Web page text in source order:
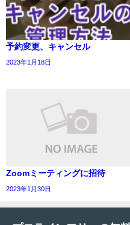
予約変更、キャンセル
2023年1月18日
Zoomミーティングに招待
2023年1月30日